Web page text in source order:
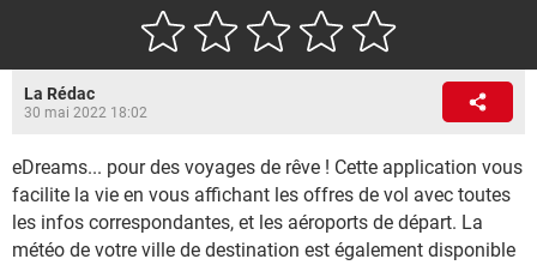
La Rédac
30 mai 2022 18:02
eDreams... pour des voyages de rêve ! Cette application vous
facilite la vie en vous affichant les offres de vol avec toutes
les infos correspondantes, et les aéroports de départ. La
météo de votre ville de destination est également disponible